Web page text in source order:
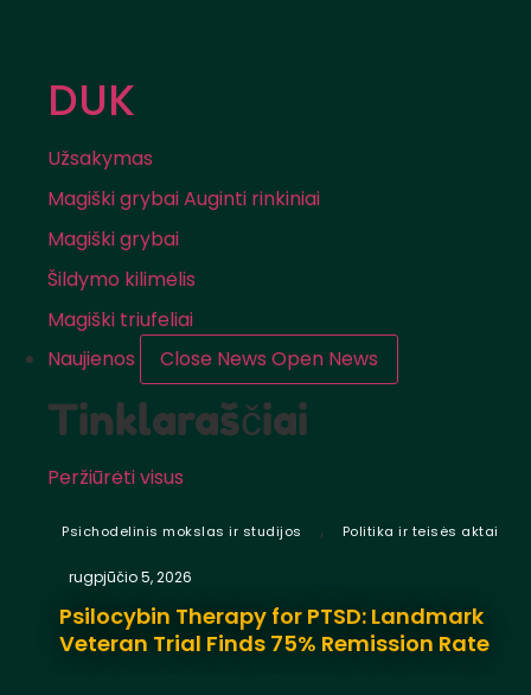
DUK
Užsakymas
Magiški grybai Auginti rinkiniai
Magiški grybai
Šildymo kilimėlis
Magiški triufeliai
Naujienos
Close News Open News
Tinklaraščiai
Peržiūrėti visus
Psichodelinis mokslas ir studijos , Politika ir teisės aktai
rugpjūčio 5, 2026
Psilocybin Therapy for PTSD: Landmark
Veteran Trial Finds 75% Remission Rate